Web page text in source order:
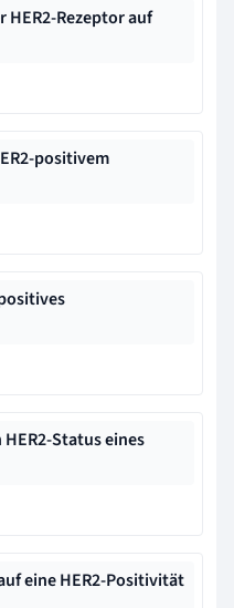
Rezeptor auf
positivem
Status eines
eine HER2-Positivität